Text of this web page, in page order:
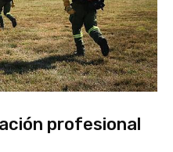
profesional